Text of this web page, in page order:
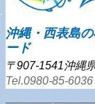
沖縄・西表島
ード
〒907-1541沖縄
Tel.0980-85-6036